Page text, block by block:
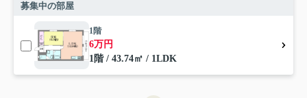
募集中の部屋
1階
6万円
1階 / 43.74㎡ / 1LDK